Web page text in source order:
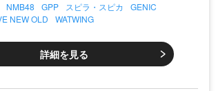
NMB48 GPP スピラ・スピカ
GENIC
NEW OLD WATWING
詳細を見る